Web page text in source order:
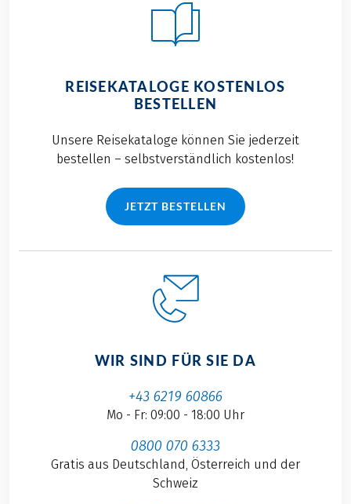
REISEKATALOGE KOSTENLOS
BESTELLEN
Unsere Reisekataloge können Sie jederzeit
bestellen – selbstverständlich kostenlos!
JETZT BESTELLEN
WIR SIND FÜR SIE DA
+43 6219 60866
Mo - Fr: 09:00 - 18:00 Uhr
0800 070 6333
Gratis aus Deutschland, Österreich und der
Schweiz